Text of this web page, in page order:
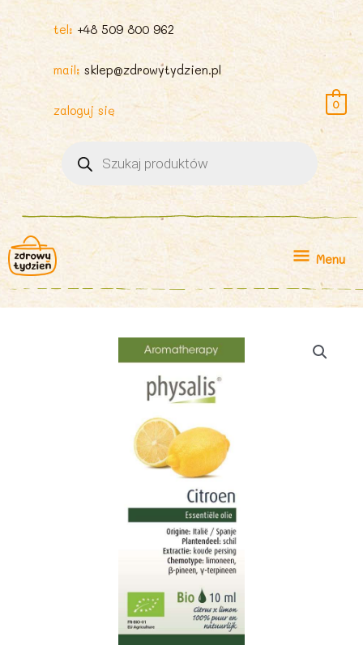
tel: +48 509 800 962
mail: sklep@zdrowytydzien.pl
zaloguj się
produktów
0
Menu
Menu